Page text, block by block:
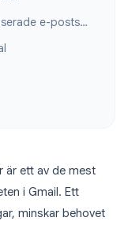
6. Uppgradera till AI-drivna automatiserade e-postsvar
är ett av de mest
i Gmail. Ett
minskar behovet